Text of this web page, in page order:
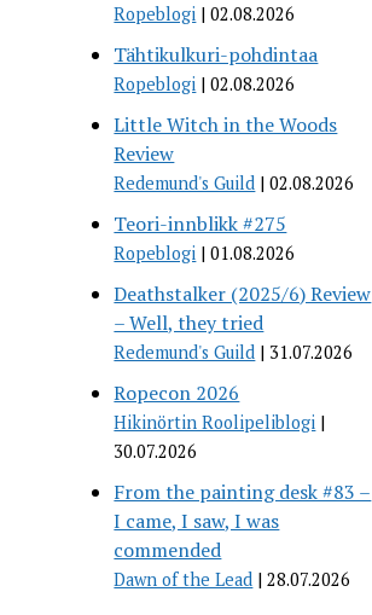
Ropeblogi 02.08.2026
Tähtikulkuri-pohdintaa
Ropeblogi 02.08.2026
Little Witch in the Woods
Review
Redemund's Guild 02.08.2026
Teori-innblikk #275
Ropeblogi 01.08.2026
Deathstalker (2025/6) Review
– Well, they tried
Redemund's Guild 31.07.2026
Ropecon 2026
Hikinörtin Roolipeliblogi
30.07.2026
From the painting desk #83 –
I came, I saw, I was
commended
Dawn of the Lead 28.07.2026